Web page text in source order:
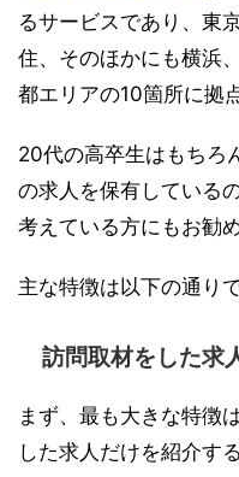
るサービスであり、東
住、そのほかにも横浜
都エリアの10箇所に拠
20代の高卒生はもちろ
の求人を保有している
考えている方にもお勧
主な特徴は以下の通りで
訪問取材をした求
まず、最も大きな特徴
した求人だけを紹介す